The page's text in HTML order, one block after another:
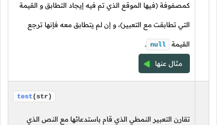
كمصفوفة (فيها الموقع الذي تم فيه إيجاد التطابق و القيمة
التي تطابقت مع التعبير)، و إن لم يتطابق معه فإنها ترجع
القيمة null
.
مثال عنها
test(str)
تقارن التعبير النمطي الذي قام باستدعائها مع النص الذي